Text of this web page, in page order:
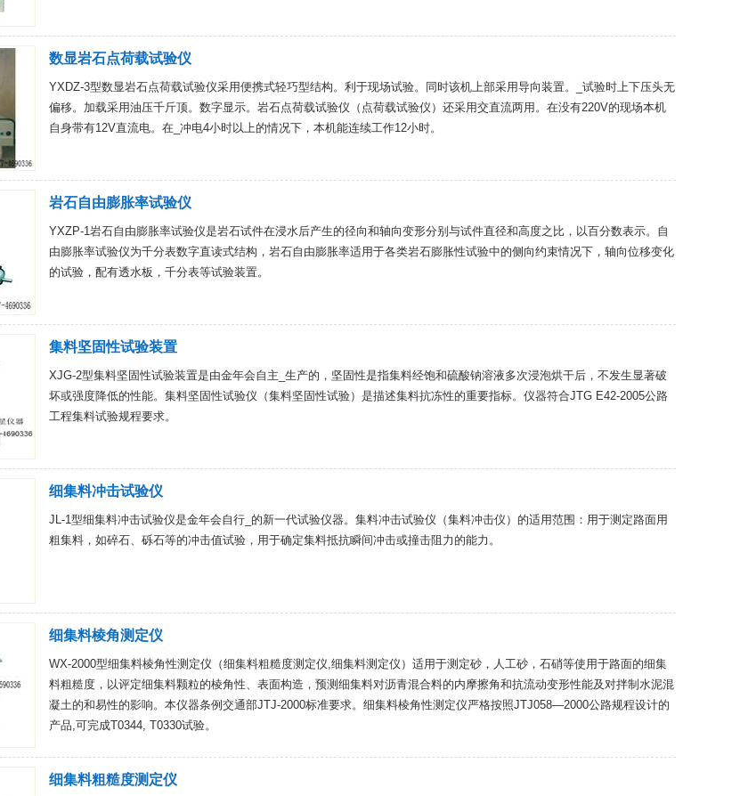
数显岩石点荷载试验仪
YXDZ-3型数显岩石点荷载试验仪采用便携式轻巧型结构。利于现场试验。同时该机上部采用导向装置。_试验时上下压头无
偏移。加载采用油压千斤顶。数字显示。岩石点荷载试验仪（点荷载试验仪）还采用交直流两用。在没有220V的现场本机
自身带有12V直流电。在_冲电4小时以上的情况下，本机能连续工作12小时。
岩石自由膨胀率试验仪
YXZP-1岩石自由膨胀率试验仪是岩石试件在浸水后产生的径向和轴向变形分别与试件直径和高度之比，以百分数表示。自
由膨胀率试验仪为千分表数字直读式结构，岩石自由膨胀率适用于各类岩石膨胀性试验中的侧向约束情况下，轴向位移变化
的试验，配有透水板，千分表等试验装置。
集料坚固性试验装置
XJG-2型集料坚固性试验装置是由金年会自主_生产的，坚固性是指集料经饱和硫酸钠溶液多次浸泡烘干后，不发生显著破
坏或强度降低的性能。集料坚固性试验仪（集料坚固性试验）是描述集料抗冻性的重要指标。仪器符合JTG E42-2005公路
工程集料试验规程要求。
细集料冲击试验仪
JL-1型细集料冲击试验仪是金年会自行_的新一代试验仪器。集料冲击试验仪（集料冲击仪）的适用范围：用于测定路面用
粗集料，如碎石、砾石等的冲击值试验，用于确定集料抵抗瞬间冲击或撞击阻力的能力。
细集料棱角测定仪
WX-2000型细集料棱角性测定仪（细集料粗糙度测定仪,细集料测定仪）适用于测定砂，人工砂，石硝等使用于路面的细集
料粗糙度，以评定细集料颗粒的棱角性、表面构造，预测细集料对沥青混合料的内摩擦角和抗流动变形性能及对拌制水泥混
凝土的和易性的影响。本仪器条例交通部JTJ-2000标准要求。细集料棱角性测定仪严格按照JTJ058—2000公路规程设计的
产品,可完成T0344, T0330试验。
细集料粗糙度测定仪